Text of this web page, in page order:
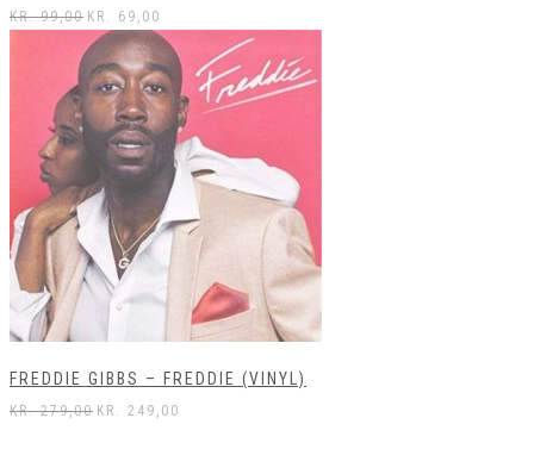
KR.99,00 KR. 69,00
FREDDIE GIBBS – FREDDIE (VINYL)
KR.279,00 KR. 249,00